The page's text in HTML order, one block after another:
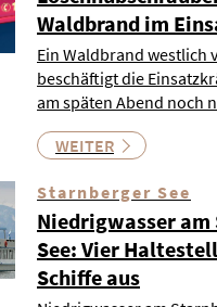
Waldbrand im
Ein Waldbrand westlich
beschäftigt die
am späten Abend noch
WEITER
Starnberger See
Niedrigwasser
See: Vier
Schiffe aus